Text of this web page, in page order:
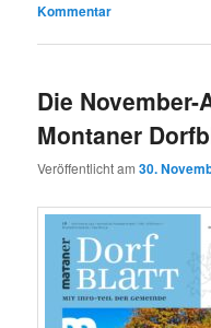
Kommentar
Die November-
Montaner
Veröffentlicht am30.